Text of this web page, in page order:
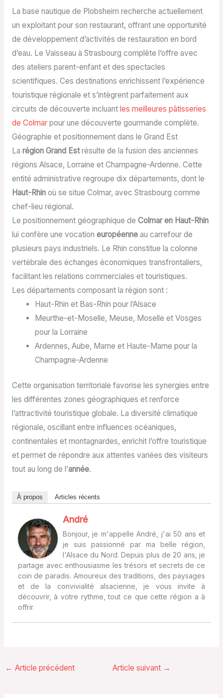
La base nautique de Plobsheim recherche actuellement
un exploitant pour son restaurant, offrant une opportunité
de développement d’activités de restauration en bord
d’eau. Le Vaisseau à Strasbourg complète l’offre avec
des ateliers parent-enfant et des spectacles
scientifiques. Ces destinations enrichissent l’expérience
touristique régionale et s’intègrent parfaitement aux
circuits de découverte incluant les meilleures pâtisseries
de Colmarpour une découverte gourmande complète.
Géographie et positionnement dans le Grand Est
La région Grand Estrésulte de la fusion des anciennes
régions Alsace, Lorraine et Champagne-Ardenne. Cette
entité administrative regroupe dix départements, dont le
Haut-Rhinoù se situe Colmar, avec Strasbourg comme
chef-lieu régional.
Le positionnement géographique de Colmar en Haut-Rhin
lui confère une vocation européenneau carrefour de
plusieurs pays industriels. Le Rhin constitue la colonne
vertébrale des échanges économiques transfrontaliers,
facilitant les relations commerciales et touristiques.
Les départements composant la région sont :
Haut-Rhin et Bas-Rhin pour l’Alsace
Meurthe-et-Moselle, Meuse, Moselle et Vosges
pour la Lorraine
Ardennes, Aube, Marne et Haute-Marne pour la
Champagne-Ardenne
Cette organisation territoriale favorise les synergies entre
les différentes zones géographiques et renforce
l’attractivité touristique globale. La diversité climatique
régionale, oscillant entre influences océaniques,
continentales et montagnardes, enrichit l’offre touristique
et permet de répondre aux attentes variées des visiteurs
tout au long de l’année.
À propos Articles récents
André
Bonjour, je m'appelle André, j'ai 50 ans et
je suis passionné par ma belle région,
l'Alsace du Nord. Depuis plus de 20 ans, je
partage avec enthousiasme les trésors et secrets de ce
coin de paradis. Amoureux des traditions, des paysages
et de la convivialité alsacienne, je vous invite à
découvrir, à votre rythme, tout ce que cette région a à
offrir.
← Article précédent Article suivant →